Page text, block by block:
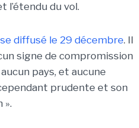
l’étendu du vol.
diffusé le 29 décembre. Il
signe de compromission
pays, et aucune
prudente et son
».